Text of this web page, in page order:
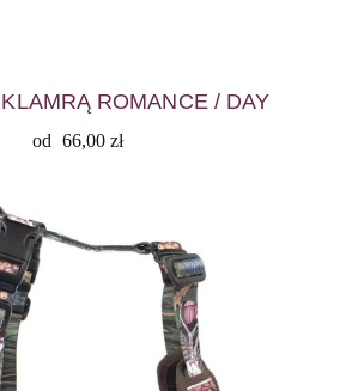
ROMANCE / DAY
od 66,00 zł